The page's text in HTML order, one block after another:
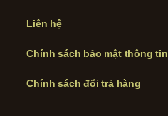
Liên hệ
Chính sách bảo mật thông tin
Chính sách đổi trả hàng